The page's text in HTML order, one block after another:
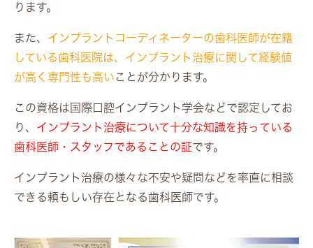
ります。
また、 インプラントコーディネーターの歯科医師が在籍
している歯科医院は、インプラント治療に関して経験値
が高く専門性も高い ことが分かります。
この資格は国際口腔インプラント学会などで認定してお
り、 インプラント治療について十分な知識を持っている
歯科医師・スタッフであることの証です。
インプラント治療の様々な不安や疑問などを率直に相談
できる頼もしい存在となる歯科医師です。